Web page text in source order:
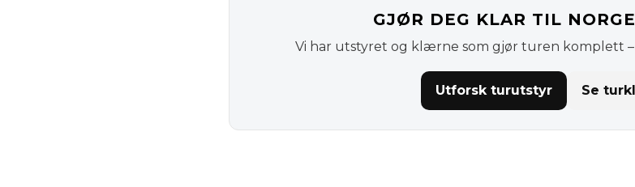
GJØR DEG KLAR TIL
Vi har utstyret og klærne som gjør turen komplett
Utforsk turutstyr Se